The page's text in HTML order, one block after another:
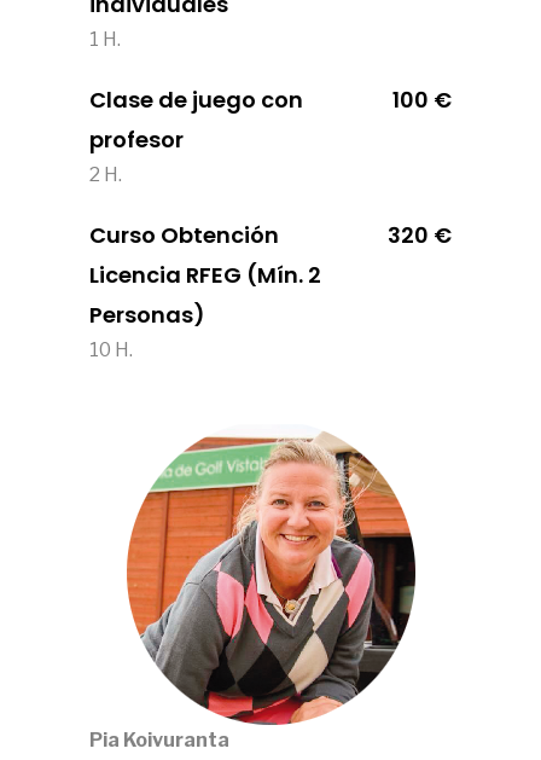
1 H.
Clase de juego con
profesor
100 €
2 H.
Curso Obtención
Licencia RFEG (Mín. 2
Personas)
320 €
10 H.
Pia Koivuranta